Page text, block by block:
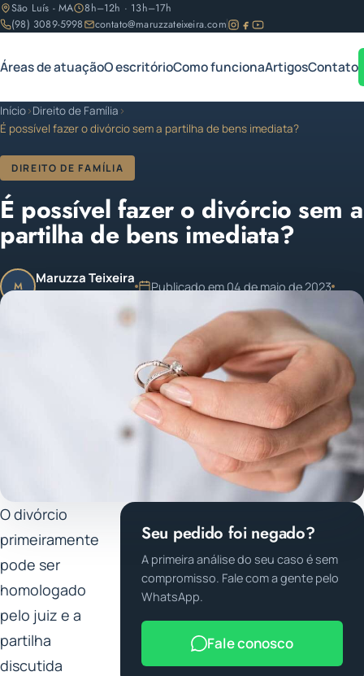
São Luís - MA
8h–12h · 13h–17h
(98) 3089-5998
contato@maruzzateixeira.com
Áreas de atuaçãoO escritórioComo funcionaArtigosContato
Início›Direito de Família ›
É possível fazer o divórcio sem a partilha de bens imediata?
DIREITO DE FAMÍLIA
É possível fazer o divórcio sem a
partilha de bens imediata?
M Maruzza Teixeira
Publicado em 04 de maio de 2023
O divórcio
primeiramente
pode ser
homologado
pelo juiz e a
partilha
discutida
Seu pedido foi negado?
A primeira análise do seu caso é sem
compromisso. Fale com a gente pelo
WhatsApp.
Fale conosco